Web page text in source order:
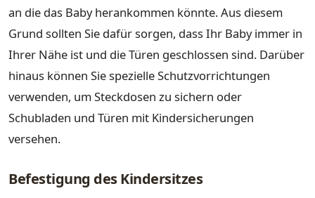
an die das Baby herankommen könnte. Aus diesem
Grund sollten Sie dafür sorgen, dass Ihr Baby immer in
Ihrer Nähe ist und die Türen geschlossen sind. Darüber
hinaus können Sie spezielle Schutzvorrichtungen
verwenden, um Steckdosen zu sichern oder
Schubladen und Türen mit Kindersicherungen
versehen.
Befestigung des Kindersitzes